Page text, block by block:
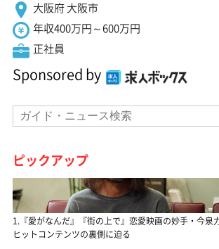
大阪府 大阪市
年収400万円～600万円
正社員
Sponsored by
ピックアップ
1.『愛がなんだ』『街の上で』恋愛映画の妙手・今泉
ヒットコンテンツの裏側に迫る